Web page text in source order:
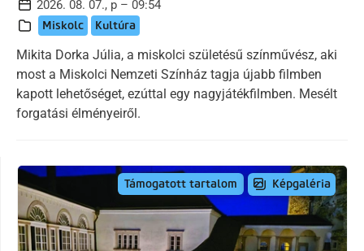
2026. 08. 07., p – 09:54
Miskolc Kultúra
Mikita Dorka Júlia, a miskolci születésű színművész, aki
most a Miskolci Nemzeti Színház tagja újabb filmben
kapott lehetőséget, ezúttal egy nagyjátékfilmben. Mesélt
forgatási élményeiről.
Támogatott tartalom Képgaléria